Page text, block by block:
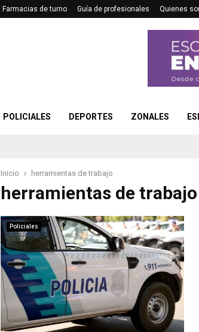
Farmacias de turno Guía de profesionales Quienes
POLICIALES DEPORTES ZONALES
Inicio herramientas de trabajo
herramientas de trabajo
Policiales